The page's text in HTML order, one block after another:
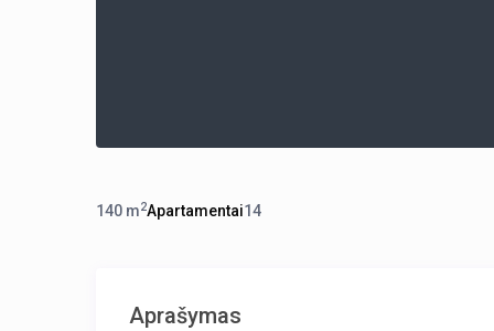
140 m2Apartamentai14
Aprašymas